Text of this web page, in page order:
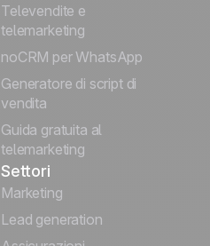
Televendite e
telemarketing
noCRM per WhatsApp
Generatore di script di
vendita
Guida gratuita al
telemarketing
Settori
Marketing
Lead generation